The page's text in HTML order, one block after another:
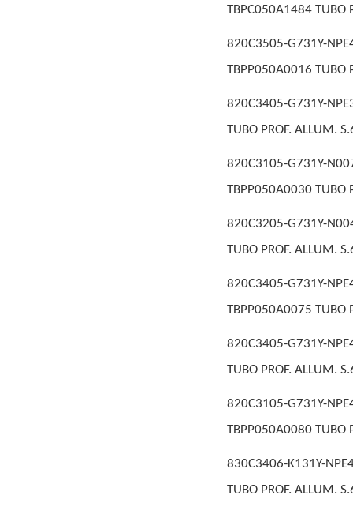
TBPC050A1484 TUBO
820C3505-G731Y-
TBPP050A0016 TUBO
820C3405-G731Y-
TUBO PROF. ALLUM.
820C3105-G731Y-
TBPP050A0030 TUBO
820C3205-G731Y-
TUBO PROF. ALLUM.
820C3405-G731Y-
TBPP050A0075 TUBO
820C3405-G731Y-
TUBO PROF. ALLUM.
820C3105-G731Y-
TBPP050A0080 TUBO
830C3406-K131Y-
TUBO PROF. ALLUM.